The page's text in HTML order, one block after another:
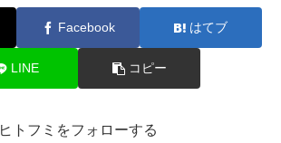
Facebook はてブ
LINE コピー
ヒトフミをフォローする